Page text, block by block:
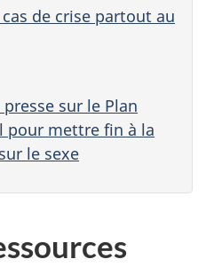
de crise partout au
sur le Plan
pour mettre fin à la
le sexe